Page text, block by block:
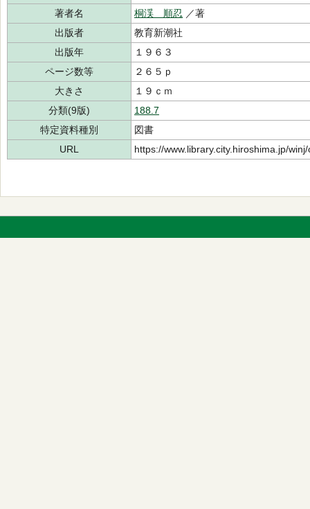
著者名
桐渓 順忍 ／著
出版者
教育新潮社
出版年
１９６３
ページ数等
２６５ｐ
大きさ
１９ｃｍ
分類(9版)
188.7
特定資料種別
図書
URL
https://www.library.city.hiroshima.jp/